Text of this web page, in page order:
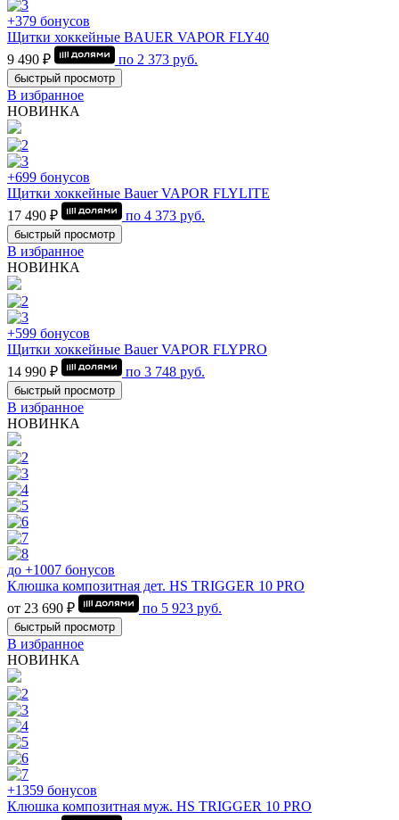
+379 бонусов
Щитки хоккейные BAUER VAPOR FLY40
9 490 ₽
по 2 373 руб.
быстрый просмотр
В избранное
НОВИНКА
+699 бонусов
Щитки хоккейные Bauer VAPOR FLYLITE
17 490 ₽
по 4 373 руб.
быстрый просмотр
В избранное
НОВИНКА
+599 бонусов
Щитки хоккейные Bauer VAPOR FLYPRO
14 990 ₽
по 3 748 руб.
быстрый просмотр
В избранное
НОВИНКА
до +1007 бонусов
Клюшка композитная дет. HS TRIGGER 10 PRO
от 23 690 ₽
по 5 923 руб.
быстрый просмотр
В избранное
НОВИНКА
+1359 бонусов
Клюшка композитная муж. HS TRIGGER 10 PRO